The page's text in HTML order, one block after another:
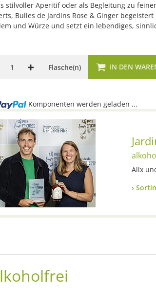
stilvoller Aperitif oder als Begleitung zu
Bulles de Jardins Rose & Ginger
und Würze und setzt ein lebendiges,
Flasche(n) IN DEN
Komponenten werden geladen ...
Alix